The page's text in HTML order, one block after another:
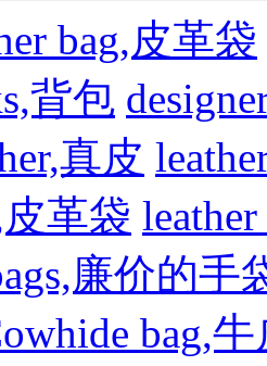
bag,皮革袋
背包
真皮
皮革袋
廉价的手
bag,